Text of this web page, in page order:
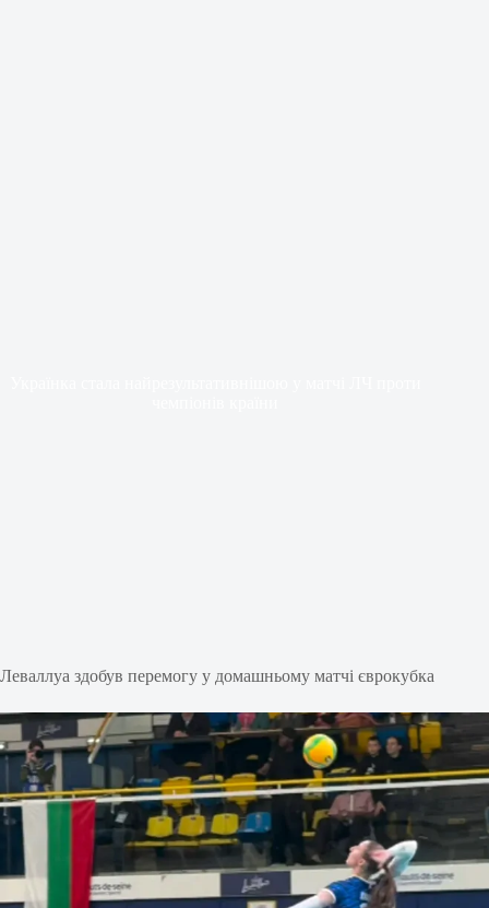
Леваллуа здобув перемогу у домашньому матчі єврокубка